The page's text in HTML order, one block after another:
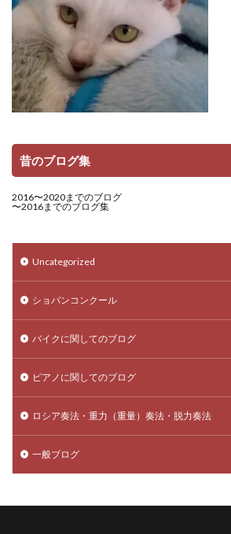
昔のブログ集
2016〜2020までのブログ
〜2016までのブログ集
Uncategorized
ショパンコンクール
バイクに関してのブログ
ピアノに関してのブログ
ロシア奏法・重力（重量）奏法・脱力奏法
一般ブログ